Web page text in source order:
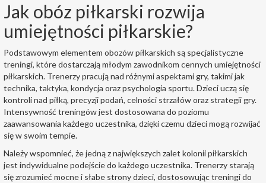
Jak obóz piłkarski rozwija
umiejętności piłkarskie?
Podstawowym elementem obozów piłkarskich są specjalistyczne
treningi, które dostarczają młodym zawodnikom cennych umiejętności
piłkarskich. Trenerzy pracują nad różnymi aspektami gry, takimi jak
technika, taktyka, kondycja oraz psychologia sportu. Dzieci uczą się
kontroli nad piłką, precyzji podań, celności strzałów oraz strategii gry.
Intensywność treningów jest dostosowana do poziomu
zaawansowania każdego uczestnika, dzięki czemu dzieci mogą rozwijać
się w swoim tempie.
Należy wspomnieć, że jedną z największych zalet kolonii piłkarskich
jest indywidualne podejście do każdego uczestnika. Trenerzy starają
się zrozumieć mocne i słabe strony dzieci, dostosowując treningi do